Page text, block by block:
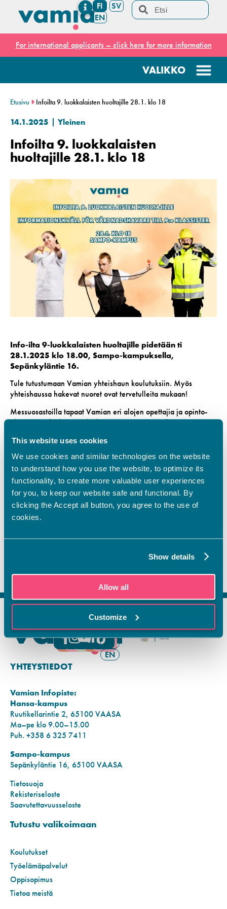
This website uses cookies
We use cookies and similar technologies on the website
to understand how you use the website, to optimize its
functionality, to create more valuable user experiences
for you, to keep our website safe and functional. By
clicking the Accept all button, you agree to the use of
cookies.
Show details
Allow all
Customize
FI
SV
EN
For international applicants – click here for more information
Etusivu Infoilta 9. luokkalaisten huoltajille 28.1. klo 18
14.1.2025 Yleinen
Infoilta 9. luokkalaisten
huoltajille 28.1. klo 18
Info-ilta 9-luokkalaisten huoltajille pidetään ti
28.1.2025 klo 18.00, Sampo-kampuksella,
Sepänkyläntie 16.
Tule tutustumaan Vamian yhteishaun koulutuksiin. Myös
yhteishaussa hakevat nuoret ovat tervetulleita mukaan!
Messuosastoilla tapaat Vamian eri alojen opettajia ja opinto-
ohjaajia, jotka kertovat kaikista Vamian perustutkinnoista.
Meiltä saat tietoa myös eri opintopoluista kuten VAMK-väylä,
kansainvälisyystoiminta ja Nuori yrittäjyys. Mukana ovat myös
oppisopimuspalveluiden ja TUVA-koulutuksen edustajat.
Tarjolla on pullakahvit! Tervetuloa!
FI
SV
EN
YHTEYSTIEDOT
Vamian Infopiste:
Hansa-kampus
Ruutikellarintie 2, 65100 VAASA
Ma–pe klo 9.00–15.00
Puh. +358 6 325 7411
Sampo-kampus
Sepänkyläntie 16, 65100 VAASA
Tietosuoja
Rekisteriseloste
Saavutettavuusseloste
Tutustu valikoimaan
Koulutukset
Työelämäpalvelut
Oppisopimus
Tietoa meistä